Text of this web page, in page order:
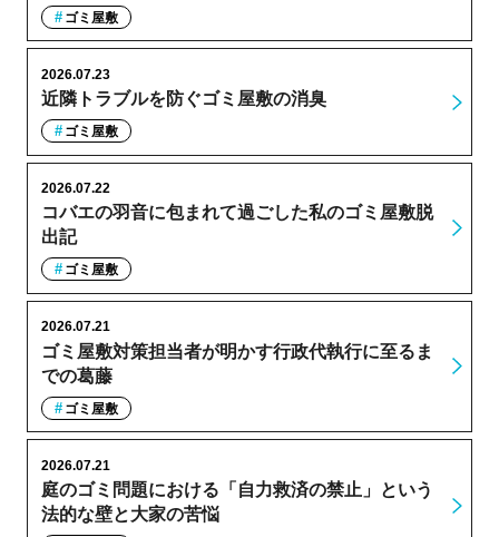
ゴミ屋敷
近隣トラブルを防ぐゴミ屋敷の消臭
2026.07.23
ゴミ屋敷
コバエの羽音に包まれて過ごした私のゴミ屋敷脱
出記
2026.07.22
ゴミ屋敷
ゴミ屋敷対策担当者が明かす行政代執行に至るま
での葛藤
2026.07.21
ゴミ屋敷
庭のゴミ問題における「自力救済の禁止」という
法的な壁と大家の苦悩
2026.07.21